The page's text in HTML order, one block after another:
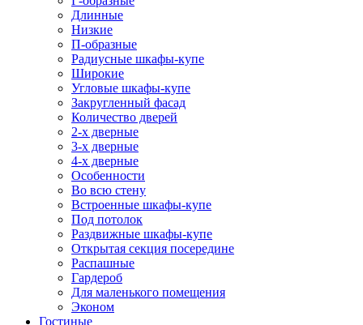
Длинные
Низкие
П-образные
Радиусные шкафы-купе
Широкие
Угловые шкафы-купе
Закругленный фасад
Количество дверей
2-х дверные
3-х дверные
4-х дверные
Особенности
Во всю стену
Встроенные шкафы-купе
Под потолок
Раздвижные шкафы-купе
Открытая секция посередине
Распашные
Гардероб
Для маленького помещения
Эконом
Гостиные